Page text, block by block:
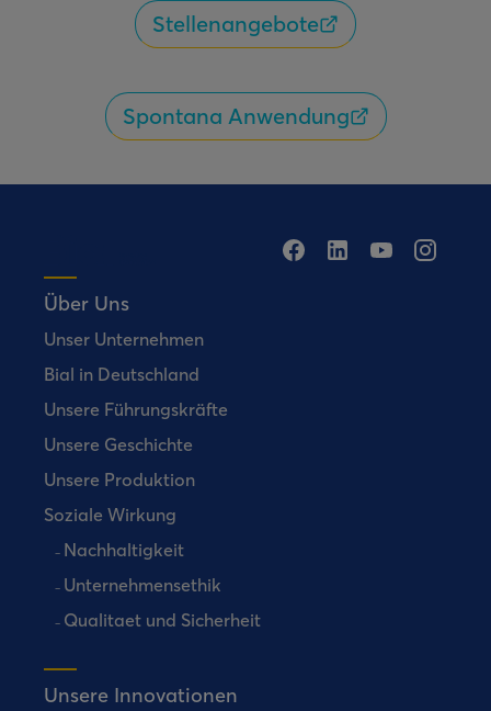
Stellenangebote
Spontana Anwendung
Über Uns
Unser Unternehmen
Bial in Deutschland
Unsere Führungskräfte
Unsere Geschichte
Unsere Produktion
Soziale Wirkung
Nachhaltigkeit
Unternehmensethik
Qualitaet und Sicherheit
Unsere Innovationen